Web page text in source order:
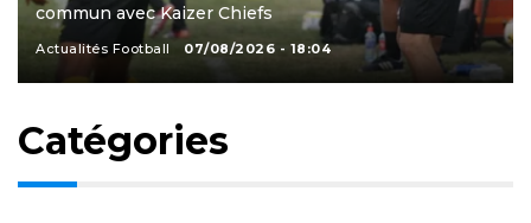
commun avec Kaizer Chiefs
Actualités Football 07/08/2026 - 18:04
Catégories